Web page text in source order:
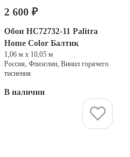
2 600 ₽
Обои HC72732-11 Palitra
Home Color Балтик
1,06 м х 10,05 м
Россия, Флизелин, Винил горячего
тиснения
В наличии